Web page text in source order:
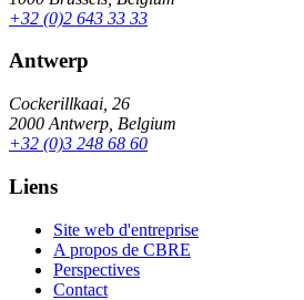
+32 (0)2 643 33 33
Antwerp
Cockerillkaai, 26
2000 Antwerp, Belgium
+32 (0)3 248 68 60
Liens
Site web d'entreprise
A propos de CBRE
Perspectives
Contact